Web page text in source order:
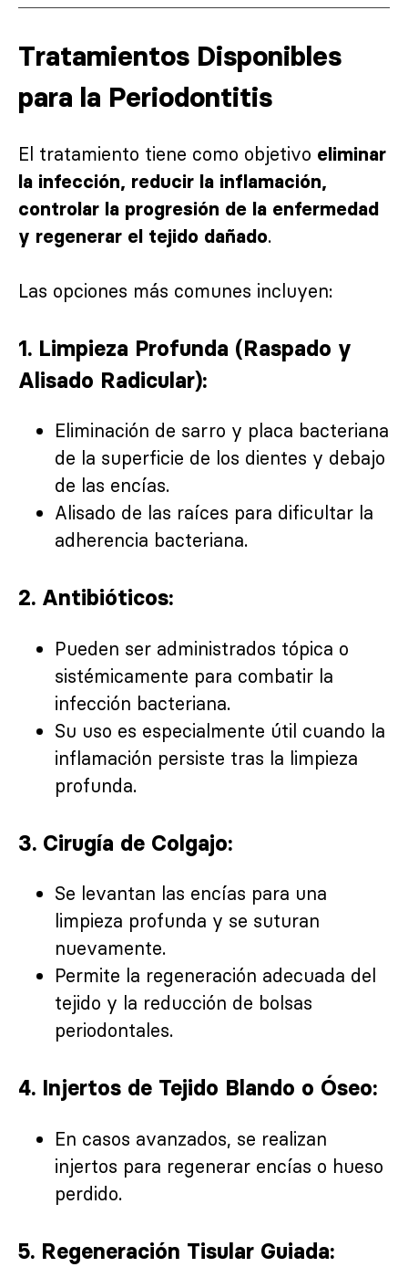
Tratamientos Disponibles
para la Periodontitis
El tratamiento tiene como objetivo eliminar
la infección, reducir la inflamación,
controlar la progresión de la enfermedad
y regenerar el tejido dañado.
Las opciones más comunes incluyen:
1. Limpieza Profunda (Raspado y
Alisado Radicular):
Eliminación de sarro y placa bacteriana
de la superficie de los dientes y debajo
de las encías.
Alisado de las raíces para dificultar la
adherencia bacteriana.
2. Antibióticos:
Pueden ser administrados tópica o
sistémicamente para combatir la
infección bacteriana.
Su uso es especialmente útil cuando la
inflamación persiste tras la limpieza
profunda.
3. Cirugía de Colgajo:
Se levantan las encías para una
limpieza profunda y se suturan
nuevamente.
Permite la regeneración adecuada del
tejido y la reducción de bolsas
periodontales.
4. Injertos de Tejido Blando o Óseo:
En casos avanzados, se realizan
injertos para regenerar encías o hueso
perdido.
5. Regeneración Tisular Guiada: